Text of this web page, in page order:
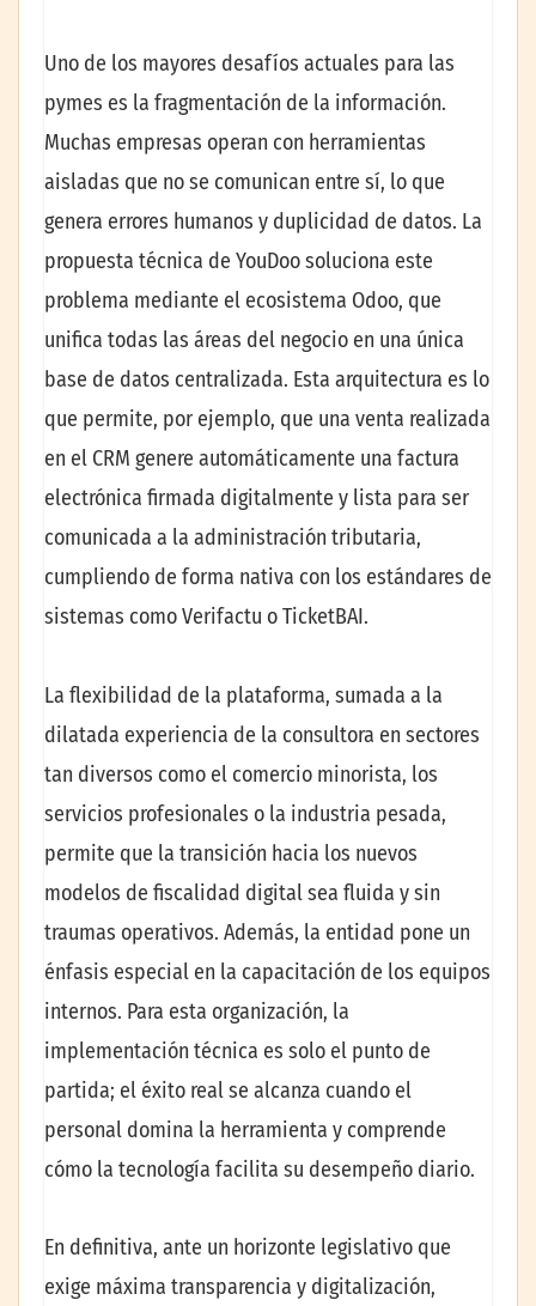
Uno de los mayores desafíos actuales para las
pymes es la fragmentación de la información.
Muchas empresas operan con herramientas
aisladas que no se comunican entre sí, lo que
genera errores humanos y duplicidad de datos. La
propuesta técnica de YouDoo soluciona este
problema mediante el ecosistema Odoo, que
unifica todas las áreas del negocio en una única
base de datos centralizada. Esta arquitectura es lo
que permite, por ejemplo, que una venta realizada
en el CRM genere automáticamente una factura
electrónica firmada digitalmente y lista para ser
comunicada a la administración tributaria,
cumpliendo de forma nativa con los estándares de
sistemas como Verifactu o TicketBAI.
La flexibilidad de la plataforma, sumada a la
dilatada experiencia de la consultora en sectores
tan diversos como el comercio minorista, los
servicios profesionales o la industria pesada,
permite que la transición hacia los nuevos
modelos de fiscalidad digital sea fluida y sin
traumas operativos. Además, la entidad pone un
énfasis especial en la capacitación de los equipos
internos. Para esta organización, la
implementación técnica es solo el punto de
partida; el éxito real se alcanza cuando el
personal domina la herramienta y comprende
cómo la tecnología facilita su desempeño diario.
En definitiva, ante un horizonte legislativo que
exige máxima transparencia y digitalización,